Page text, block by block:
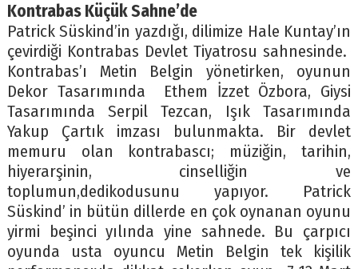
Kontrabas Küçük Sahne’de
Patrick Süskind’in yazdığı, dilimize Hale Kuntay’ın
çevirdiği Kontrabas Devlet Tiyatrosu sahnesinde.
Kontrabas’ı Metin Belgin yönetirken, oyunun
Dekor Tasarımında Ethem İzzet Özbora, Giysi
Tasarımında Serpil Tezcan, Işık Tasarımında
Yakup Çartık imzası bulunmakta. Bir devlet
memuru olan kontrabascı; müziğin, tarihin,
hiyerarşinin, cinselliğin ve
toplumun,dedikodusunu yapıyor. Patrick
Süskind’ in bütün dillerde en çok oynanan oyunu
yirmi beşinci yılında yine sahnede. Bu çarpıcı
oyunda usta oyuncu Metin Belgin tek kişilik